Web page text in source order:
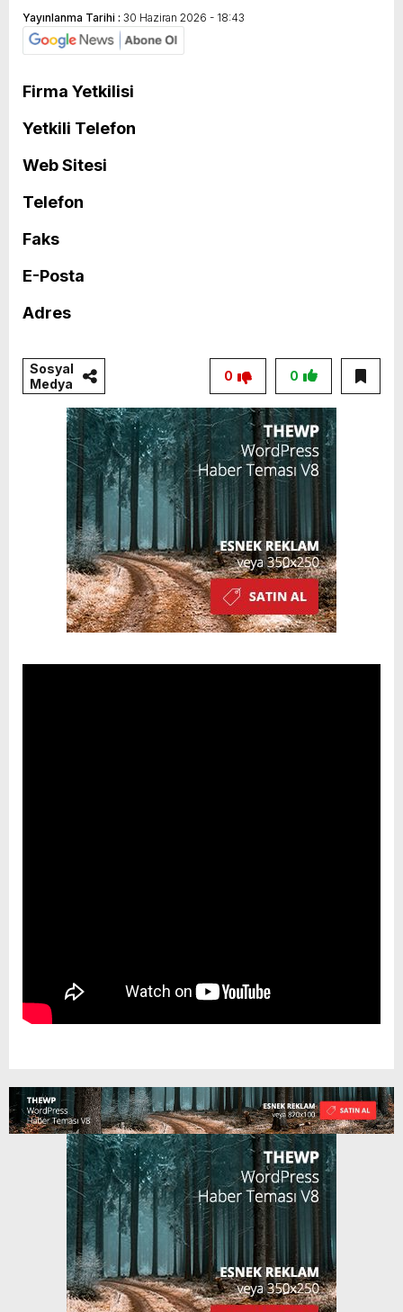
Yayınlanma Tarihi : 30 Haziran 2026 - 18:43
Firma Yetkilisi
Yetkili Telefon
Web Sitesi
Telefon
Faks
E-Posta
Adres
Sosyal
Medya
0
0